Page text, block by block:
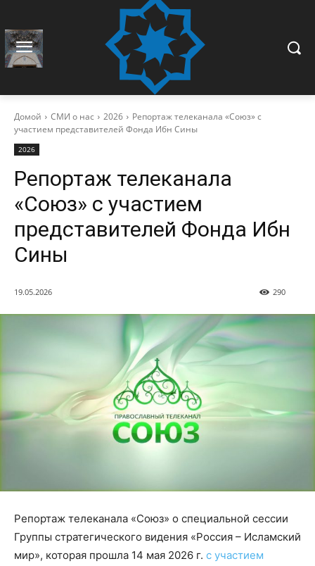
Домой СМИ о нас 2026
Репортаж телеканала «Союз» с
участием представителей Фонда Ибн Сины
2026
Репортаж телеканала
«Союз» с участием
представителей Фонда Ибн
Сины
19.05.2026 290
Репортаж телеканала «Союз» о специальной сессии
Группы стратегического видения «Россия – Исламский
мир», которая прошла 14 мая 2026 г. с участием